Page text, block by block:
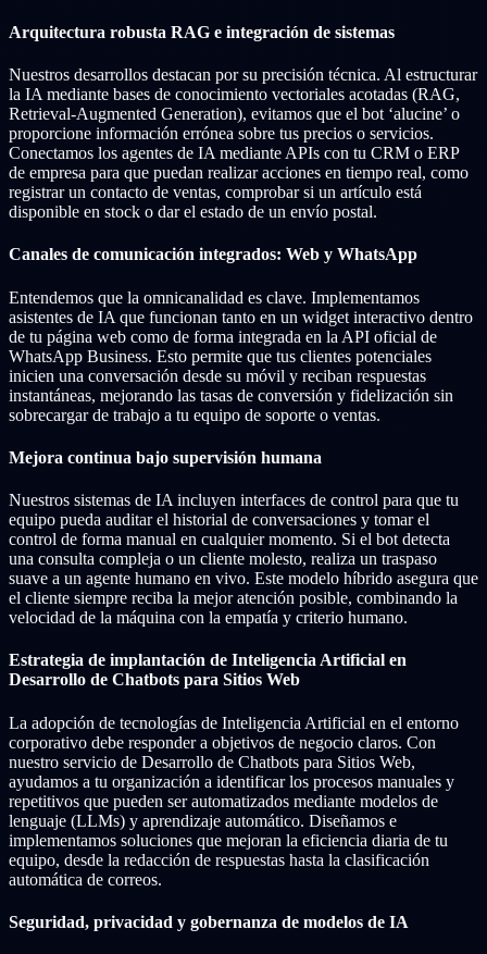
Arquitectura robusta RAG e integración de sistemas
Nuestros desarrollos destacan por su precisión técnica. Al estructurar
la IA mediante bases de conocimiento vectoriales acotadas (RAG,
Retrieval-Augmented Generation), evitamos que el bot ‘alucine’ o
proporcione información errónea sobre tus precios o servicios.
Conectamos los agentes de IA mediante APIs con tu CRM o ERP
de empresa para que puedan realizar acciones en tiempo real, como
registrar un contacto de ventas, comprobar si un artículo está
disponible en stock o dar el estado de un envío postal.
Canales de comunicación integrados: Web y WhatsApp
Entendemos que la omnicanalidad es clave. Implementamos
asistentes de IA que funcionan tanto en un widget interactivo dentro
de tu página web como de forma integrada en la API oficial de
WhatsApp Business. Esto permite que tus clientes potenciales
inicien una conversación desde su móvil y reciban respuestas
instantáneas, mejorando las tasas de conversión y fidelización sin
sobrecargar de trabajo a tu equipo de soporte o ventas.
Mejora continua bajo supervisión humana
Nuestros sistemas de IA incluyen interfaces de control para que tu
equipo pueda auditar el historial de conversaciones y tomar el
control de forma manual en cualquier momento. Si el bot detecta
una consulta compleja o un cliente molesto, realiza un traspaso
suave a un agente humano en vivo. Este modelo híbrido asegura que
el cliente siempre reciba la mejor atención posible, combinando la
velocidad de la máquina con la empatía y criterio humano.
Estrategia de implantación de Inteligencia Artificial en
Desarrollo de Chatbots para Sitios Web
La adopción de tecnologías de Inteligencia Artificial en el entorno
corporativo debe responder a objetivos de negocio claros. Con
nuestro servicio de Desarrollo de Chatbots para Sitios Web,
ayudamos a tu organización a identificar los procesos manuales y
repetitivos que pueden ser automatizados mediante modelos de
lenguaje (LLMs) y aprendizaje automático. Diseñamos e
implementamos soluciones que mejoran la eficiencia diaria de tu
equipo, desde la redacción de respuestas hasta la clasificación
automática de correos.
Seguridad, privacidad y gobernanza de modelos de IA